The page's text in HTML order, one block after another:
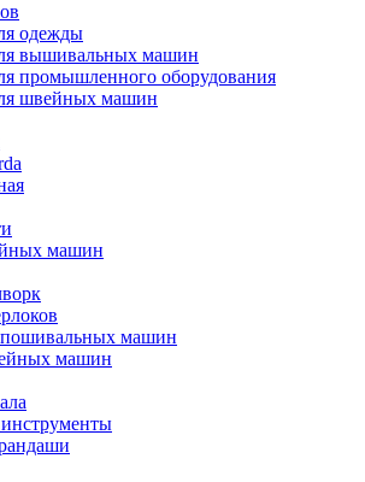
одежды
вышивальных машин
промышленного оборудования
швейных машин
машин
машин
машин